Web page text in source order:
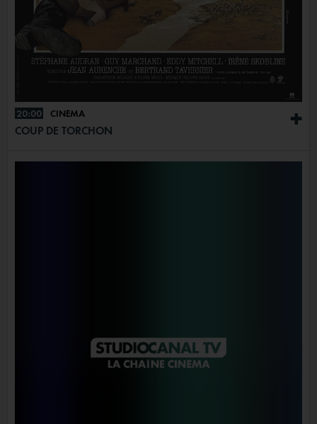
+
20:00 CINÉMA
COUP DE TORCHON